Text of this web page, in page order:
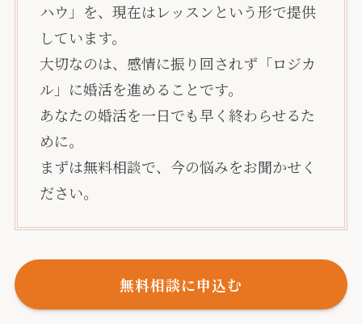
ハウ」を、現在はレッスンという形で提供
しています。
大切なのは、感情に振り回されず「ロジカ
ル」に婚活を進めることです。
あなたの婚活を一日でも早く終わらせるた
めに。
まずは無料相談で、今の悩みをお聞かせく
ださい。
無料相談に申込む